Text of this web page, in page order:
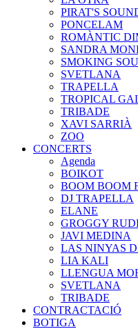
PIRAT'S
PONCELAM
ROMÀNTIC
SANDRA
SMOKING
SVETLANA
TRAPELLA
TROPICAL
TRIBADE
XAVI SARRIÀ
ZOO
CONCERTS
Agenda
BOIKOT
BOOM BOOM
DJ TRAPELLA
ELANE
GROGGY
JAVI MEDINA
LAS NINYAS
LIA KALI
LLENGUA
SVETLANA
TRIBADE
CONTRACTACIÓ
BOTIGA